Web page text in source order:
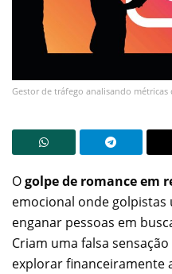
Gestor de tráfego analisando
Ogolpe de romance em
emocional onde golpistas
enganar pessoas em
Criam uma falsa
explorar financeiramente